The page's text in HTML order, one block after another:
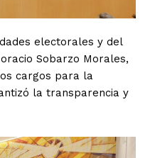
electorales y del
Sobarzo Morales,
cargos para la
la transparencia y